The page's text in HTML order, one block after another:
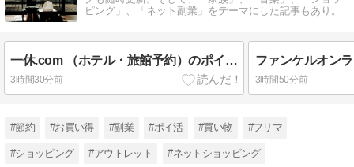
ピング」、「ネット副業」をテーマにした記事もあり。
一休.com （ホテル・旅館予約）のポイントサイトランキング｜一番お得な経由方法【2026年8月最新】
3時間30分前 3時間50分前
#節約 #お買い得 #副業 #ポイ活 #買い物 #フリマ
#ショッピング #アウトレット #ネットショッピング